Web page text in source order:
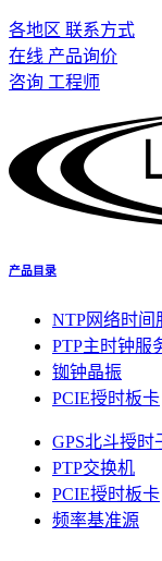
各地区 联系方式
在线 产品询价
咨询 工程师
产品目录
NTP网络时间
PTP主时钟服
铷钟晶振
PCIE授时板卡
GPS北斗授时
PTP交换机
PCIE授时板卡
频率基准源